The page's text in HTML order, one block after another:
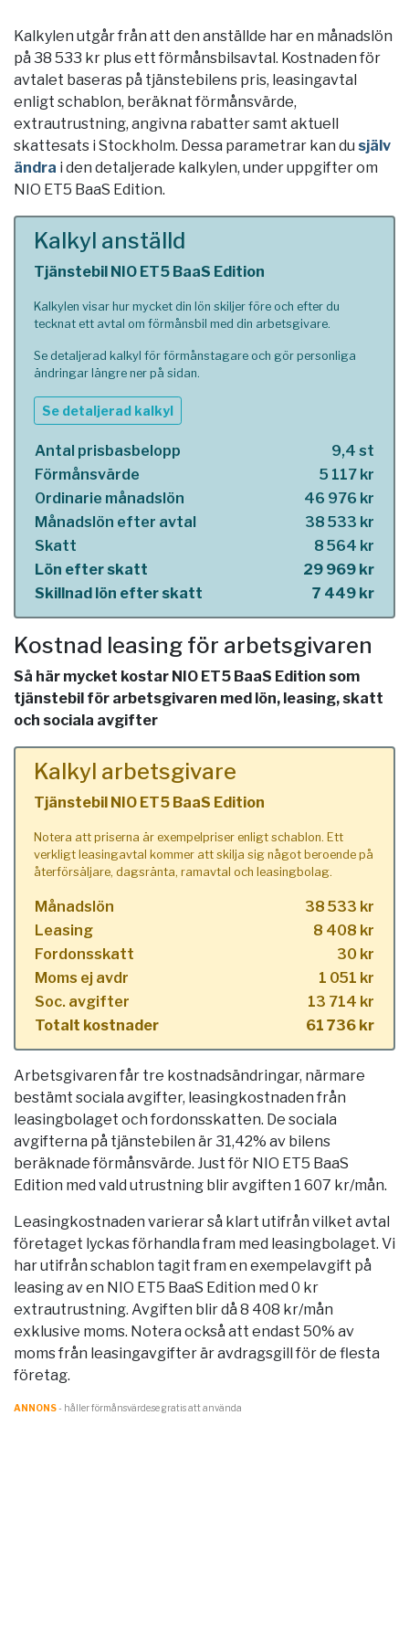
Kalkylen utgår från att den anställde har en månadslön
på 38 533 kr plus ett förmånsbilsavtal. Kostnaden för
avtalet baseras på tjänstebilens pris, leasingavtal
enligt schablon, beräknat förmånsvärde,
extrautrustning, angivna rabatter samt aktuell
skattesats i Stockholm. Dessa parametrar kan du själv
ändra i den detaljerade kalkylen, under uppgifter om
NIO ET5 BaaS Edition.
Kalkyl anställd
Tjänstebil NIO ET5 BaaS Edition
Kalkylen visar hur mycket din lön skiljer före och efter du
tecknat ett avtal om förmånsbil med din arbetsgivare.
Se detaljerad kalkyl för förmånstagare och gör personliga
ändringar längre ner på sidan.
Se detaljerad kalkyl
Antal prisbasbelopp
9,4 st
Förmånsvärde
5 117 kr
Ordinarie månadslön
46 976 kr
Månadslön efter avtal
38 533 kr
Skatt
8 564 kr
Lön efter skatt
29 969 kr
Skillnad lön efter skatt
7 449 kr
Kostnad leasing för arbetsgivaren
Så här mycket kostar NIO ET5 BaaS Edition som
tjänstebil för arbetsgivaren med lön, leasing, skatt
och sociala avgifter
Kalkyl arbetsgivare
Tjänstebil NIO ET5 BaaS Edition
Notera att priserna är exempelpriser enligt schablon. Ett
verkligt leasingavtal kommer att skilja sig något beroende på
återförsäljare, dagsränta, ramavtal och leasingbolag.
Månadslön
38 533 kr
Leasing
8 408 kr
Fordonsskatt
30 kr
Moms ej avdr
1 051 kr
Soc. avgifter
13 714 kr
Totalt kostnader
61 736 kr
Arbetsgivaren får tre kostnadsändringar, närmare
bestämt sociala avgifter, leasingkostnaden från
leasingbolaget och fordonsskatten. De sociala
avgifterna på tjänstebilen är 31,42% av bilens
beräknade förmånsvärde. Just för NIO ET5 BaaS
Edition med vald utrustning blir avgiften 1 607 kr/mån.
Leasingkostnaden varierar så klart utifrån vilket avtal
företaget lyckas förhandla fram med leasingbolaget. Vi
har utifrån schablon tagit fram en exempelavgift på
leasing av en NIO ET5 BaaS Edition med 0 kr
extrautrustning. Avgiften blir då 8 408 kr/mån
exklusive moms. Notera också att endast 50% av
moms från leasingavgifter är avdragsgill för de flesta
företag.
ANNONS- håller förmånsvärde.se gratis att använda